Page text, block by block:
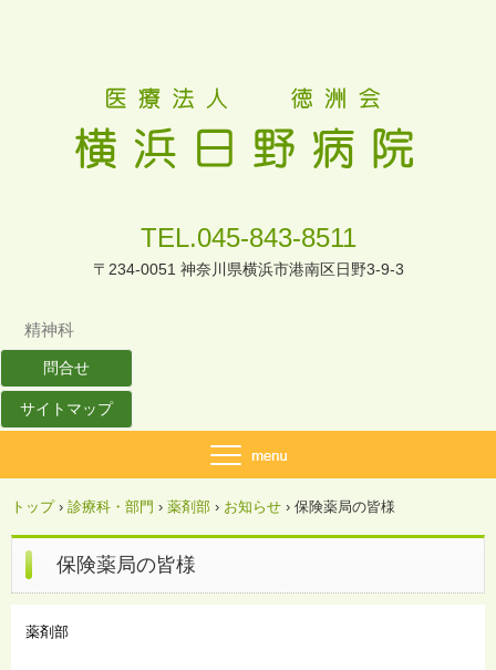
TEL.045-843-8511
〒234-0051 神奈川県横浜市港南区日野3-9-3
精神科
問合せ
サイトマップ
トップ › 診療科・部門 › 薬剤部 › お知らせ › 保険薬局の皆様
保険薬局の皆様
薬剤部